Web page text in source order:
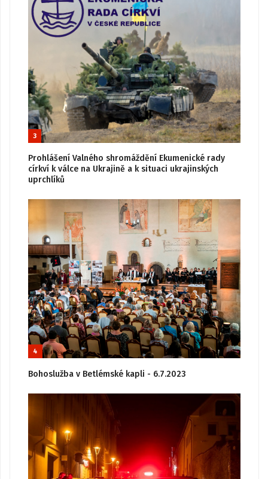
3
Prohlášení Valného shromáždění Ekumenické rady
církví k válce na Ukrajině a k situaci ukrajinských
uprchlíků
4
Bohoslužba v Betlémské kapli - 6.7.2023